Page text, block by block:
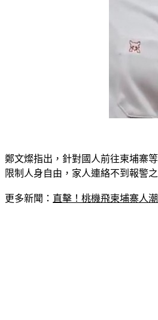
鄭文燦指出，針對國人前往柬埔寨
限制人身自由，家人連絡不到報警
更多新聞： 直擊！桃機飛柬埔寨人